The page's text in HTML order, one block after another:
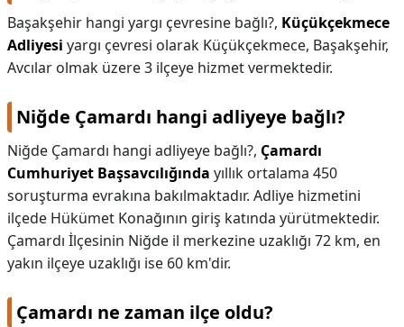
KAPLICALAR
İLETİŞİM
Başakşehir hangi yargı çevresine bağlı?, Küçükçekmece
Adliyesi yargı çevresi olarak Küçükçekmece, Başakşehir,
Avcılar olmak üzere 3 ilçeye hizmet vermektedir.
Niğde Çamardı hangi adliyeye bağlı?
Niğde Çamardı hangi adliyeye bağlı?, Çamardı
Cumhuriyet Başsavcılığında yıllık ortalama 450
soruşturma evrakına bakılmaktadır. Adliye hizmetini
ilçede Hükümet Konağının giriş katında yürütmektedir.
Çamardı İlçesinin Niğde il merkezine uzaklığı 72 km, en
yakın ilçeye uzaklığı ise 60 km'dir.
Çamardı ne zaman ilçe oldu?